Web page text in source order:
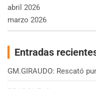
abril 2026
marzo 2026
Entradas
GM.GIRAUDO: Rescató